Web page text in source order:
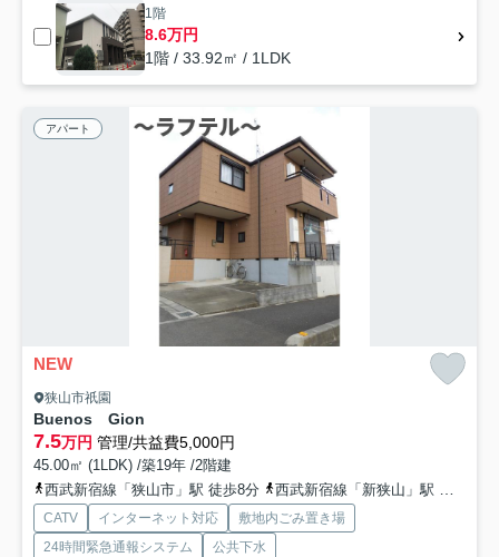
1階
8.6万円
1階 / 33.92㎡ / 1LDK
アパート
NEW
狭山市祇園
Buenos Gion
7.5万円 管理/共益費5,000円
45.00㎡ (1LDK) /築19年 /2階建
西武新宿線「狭山市」駅 徒歩8分
西武新宿線「新狭山」駅 徒歩33分
CATV インターネット対応
敷地内ごみ置き場
24時間緊急通報システム
公共下水